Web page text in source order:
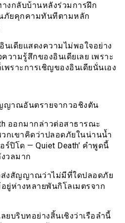
างกลับบ้านหลังร่วมการฝึก
ภัยคุกคามทันทีตามหลัก
นเดียแสดงความไม่พอใจอย่าง
วามรู้สึกของอินเดียเลย เพราะ
พราะการเชิญของอินเดียนั่นเอง
ญาณอันตรายจากวอชิงตัน
ออกมากล่าวต่อสาธารณะ
วกเขาคิดว่าปลอดภัยในน่านน้ำ
ปิโด — Quiet Death’ คำพูดนี้
วลมาก
ส่งสัญญาณว่าไม่มีที่ใดปลอดภัย
ยู่ห่างหลายพันกิโลเมตรจาก
ยบริบทอย่างสิ้นเชิงว่าเรือลำนี้